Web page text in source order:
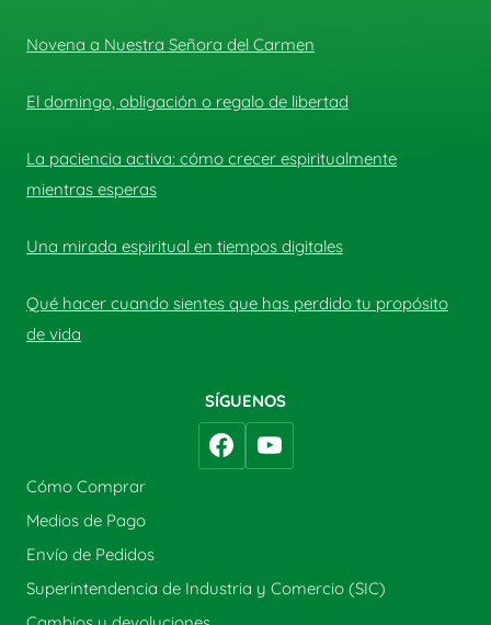
Novena a Nuestra Señora del Carmen
El domingo, obligación o regalo de libertad
La paciencia activa: cómo crecer espiritualmente
mientras esperas
Una mirada espiritual en tiempos digitales
Qué hacer cuando sientes que has perdido tu propósito
de vida
SÍGUENOS
Cómo Comprar
Medios de Pago
Envío de Pedidos
Superintendencia de Industria y Comercio (SIC)